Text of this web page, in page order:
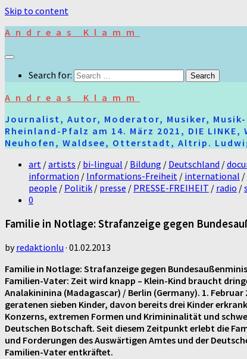
Skip to content
Andreas Klamm
Search for:
Andreas Klamm
Journalist, Autor, Moderator, Musiker,
Rheinland-Pfalz am 14. März 2021, DIE
Neuhofen, Waldsee, Otterstadt, Altrip.
art /artists / bi-lingual / Bildung / Deutschland /
information / Informations-Freiheit / international /
people / Politik / presse / PRESSE-FREIHEIT / radio /
0
Familie in Notlage: Strafanzeige gegen
byredaktionlu · 01.02.2013
Familie in Notlage: Strafanzeige gegen
Familien-Vater: Zeit wird knapp – Klein-Kind braucht
Analakininina (Madagascar) / Berlin (Germany). 1.
geratenen sieben Kinder, davon bereits drei Kinder
Konzerns, extremen Formen und Krimininalität und
Deutschen Botschaft. Seit diesem Zeitpunkt erlebt die
und Forderungen des Auswärtigen Amtes und der
Familien-Vater entkräftet.